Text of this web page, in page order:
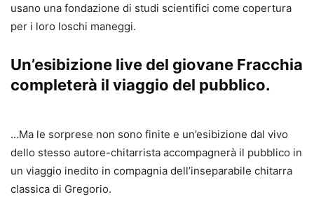
usano una fondazione di studi scientifici come copertura
per i loro loschi maneggi.
Un’esibizione live del giovane Fracchia
completerà il viaggio del pubblico.
…Ma le sorprese non sono finite e un’esibizione dal vivo
dello stesso autore-chitarrista accompagnerà il pubblico in
un viaggio inedito in compagnia dell’inseparabile chitarra
classica di Gregorio.